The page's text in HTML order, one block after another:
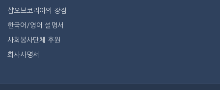
샵오브코리아의 장점
한국어/영어 설명서
사회봉사단체 후원
회사사명서